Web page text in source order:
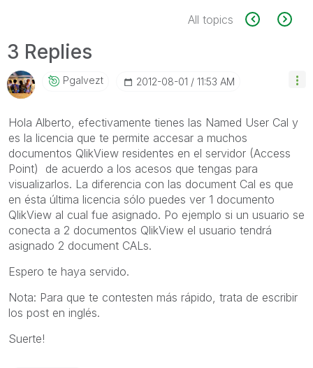
All topics
3 Replies
Pgalvezt ‎2012-08-01 11:53 AM
Hola Alberto, efectivamente tienes las Named User Cal y
es la licencia que te permite accesar a muchos
documentos QlikView residentes en el servidor (Access
Point) de acuerdo a los acesos que tengas para
visualizarlos. La diferencia con las document Cal es que
en ésta última licencia sólo puedes ver 1 documento
QlikView al cual fue asignado. Po ejemplo si un usuario se
conecta a 2 documentos QlikView el usuario tendrá
asignado 2 document CALs.
Espero te haya servido.
Nota: Para que te contesten más rápido, trata de escribir
los post en inglés.
Suerte!